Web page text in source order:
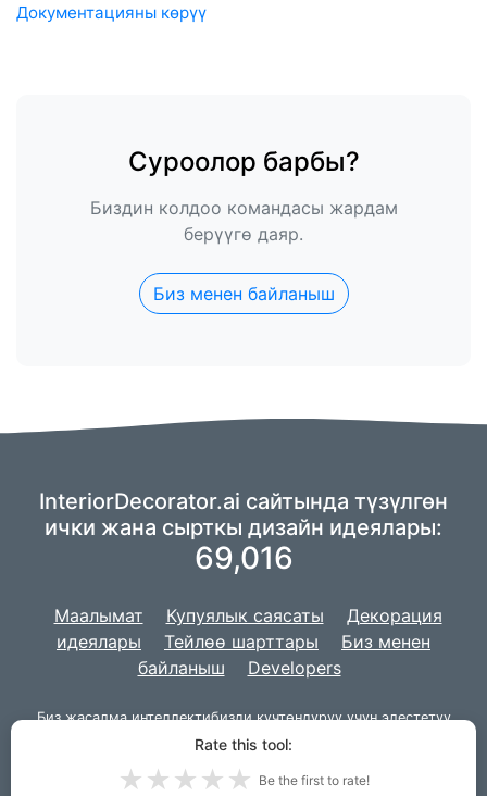
Документацияны көрүү
Суроолор барбы?
Биздин колдоо командасы жардам
берүүгө даяр.
Биз менен байланыш
InteriorDecorator.ai сайтында түзүлгөн
ички жана сырткы дизайн идеялары:
69,016
Маалымат Купуялык саясаты
Декорация
идеялары
Тейлөө шарттары
Биз менен
байланыш
Developers
Биз жасалма интеллектибизди күчтөндүрүү үчүнэлестетүү
колдонуп жатабыз,жана биздин долбоор веб-сайт
Rate this tool:
★ ★ ★ ★ ★ Be the first to rate!